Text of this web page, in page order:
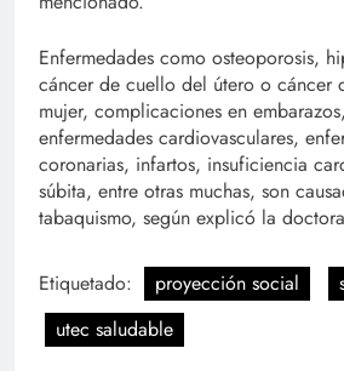
Enfermedades como osteoporosis,
cáncer de cuello del útero o cáncer
mujer, complicaciones en
enfermedades cardiovasculares,
coronarias, infartos, insuficiencia
súbita, entre otras muchas, son
tabaquismo, según explicó la
Etiquetado: proyección social
utec saludable